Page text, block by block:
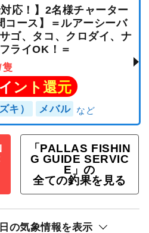
対応！】2名様チャーター
コース】＝ルアーシーバ
ゴ、タコ、クロダイ、ナ
ライOK！＝
隻
ント還元
キ） メバル
「PALLAS FISHIN
G GUIDE SERVIC
E」の
全ての釣果を見る
の気象情報を表示